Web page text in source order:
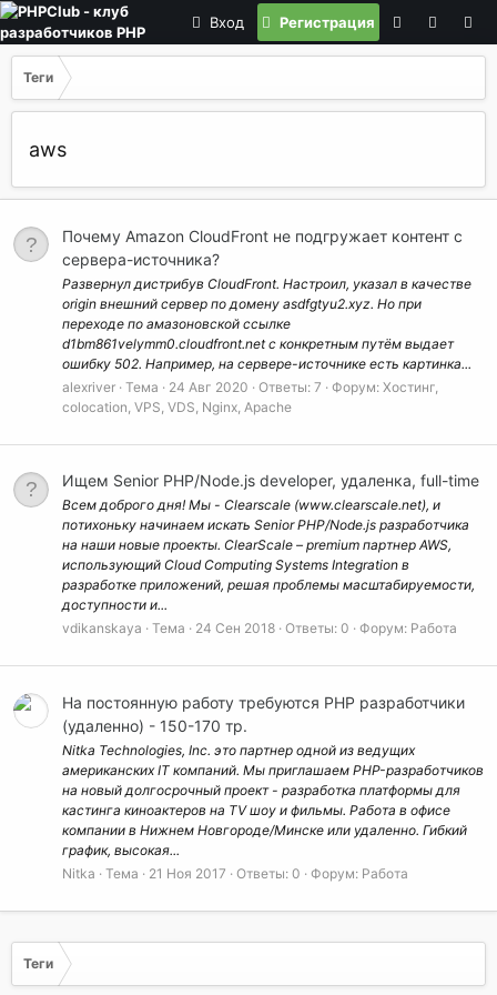
Вход Регистрация
Теги
aws
Почему Amazon CloudFront не подгружает контент с
сервера-источника?
Развернул дистрибув CloudFront. Настроил, указал в качестве
origin внешний сервер по домену asdfgtyu2.xyz. Но при
переходе по амазоновской ссылке
d1bm861velymm0.cloudfront.net с конкретным путём выдает
ошибку 502. Например, на сервере-источнике есть картинка...
alexriver Тема 24 Авг 2020 Ответы: 7 Форум: Хостинг,
colocation, VPS, VDS, Nginx, Apache
Ищем Senior PHP/Node.js developer, удаленка, full-time
Всем доброго дня! Мы - Clearscale (www.clearscale.net), и
потихоньку начинаем искать Senior PHP/Node.js разработчика
на наши новые проекты. ClearScale – premium партнер AWS,
использующий Cloud Computing Systems Integration в
разработке приложений, решая проблемы масштабируемости,
доступности и...
vdikanskaya
Тема 24 Сен 2018 Ответы: 0 Форум: Работа
На постоянную работу требуются PHP разработчики
(удаленно) - 150-170 тр.
Nitka Technologies, Inc. это партнер одной из ведущих
американских IT компаний. Мы приглашаем PHP-разработчиков
на новый долгосрочный проект - разработка платформы для
кастинга киноактеров на TV шоу и фильмы. Работа в офисе
компании в Нижнем Новгороде/Минске или удаленно. Гибкий
график, высокая...
Nitka
Тема 21 Ноя 2017 Ответы: 0 Форум: Работа
Теги